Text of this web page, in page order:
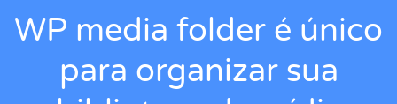
WP media folder é único
para organizar sua